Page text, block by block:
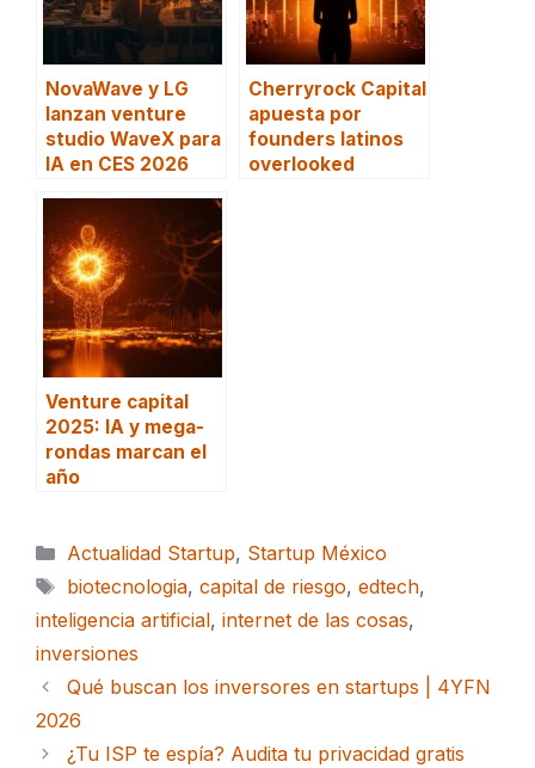
NovaWave y LG
lanzan venture
studio WaveX para
IA en CES 2026
Cherryrock Capital
apuesta por
founders latinos
overlooked
Venture capital
2025: IA y mega-
rondas marcan el
año
Categorías
Actualidad Startup, Startup México
Etiquetas
biotecnologia, capital de riesgo, edtech,
inteligencia artificial, internet de las cosas,
inversiones
Qué buscan los inversores en startups | 4YFN
2026
¿Tu ISP te espía? Audita tu privacidad gratis